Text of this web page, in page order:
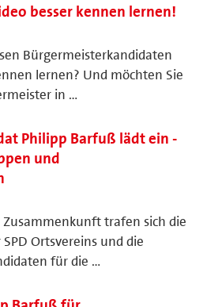
besser kennen lernen!
Bürgermeisterkandidaten
lernen? Und möchten Sie
in …
Philipp Barfuß lädt ein -
und
trafen sich die
Ortsvereins und die
für die …